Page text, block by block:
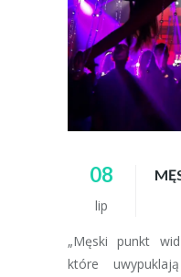
08
lip
„Męski punkt
które